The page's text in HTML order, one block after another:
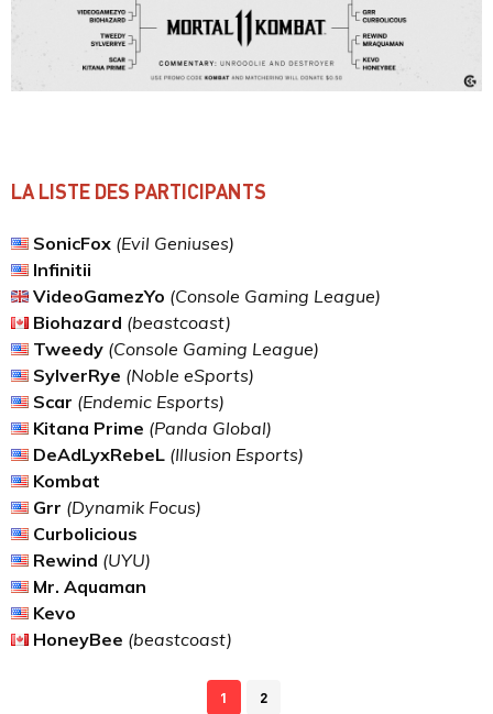
LA LISTE DES PARTICIPANTS
SonicFox (Evil Geniuses)
Infinitii
VideoGamezYo (Console Gaming League)
Biohazard (beastcoast)
Tweedy (Console Gaming League)
SylverRye (Noble eSports)
Scar (Endemic Esports)
Kitana Prime (Panda Global)
DeAdLyxRebeL (Illusion Esports)
Kombat
Grr (Dynamik Focus)
Curbolicious
Rewind (UYU)
Mr. Aquaman
Kevo
HoneyBee (beastcoast)
1 2